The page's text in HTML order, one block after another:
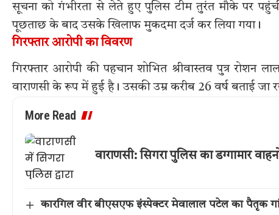
सूचना को गंभीरता से लेते हुए पुलिस टीम तुरंत मौके पर
पूछताछ के बाद उसके खिलाफ मुकदमा दर्ज कर लिया गया।
गिरफ्तार आरोपी का विवरण
गिरफ्तार आरोपी की पहचान शोभित श्रीवास्तव पुत्र रोशन
वाराणसी के रूप में हुई है। उसकी उम्र करीब 26 वर्ष बताई जा
More Read
वाराणसी: सिगरा पुलिस का डग्गामार
कारगिल वीर बीएसएफ इंस्पेक्टर मेवालाल पटेल का पैतृक